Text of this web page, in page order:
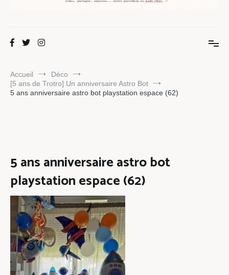
Maman Chou
Accueil
Déco
[5 ans de Trotro] Un anniversaire Astro Bot
5 ans anniversaire astro bot playstation espace (62)
5 ans anniversaire astro bot
playstation espace (62)